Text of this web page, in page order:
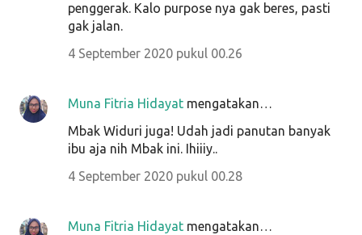
penggerak. Kalo purpose nya gak beres, pasti
gak jalan.
4 September 2020 pukul 00.26
Muna Fitria Hidayat mengatakan…
Mbak Widuri juga! Udah jadi panutan banyak
ibu aja nih Mbak ini. Ihiiiy..
4 September 2020 pukul 00.28
Muna Fitria Hidayat mengatakan…